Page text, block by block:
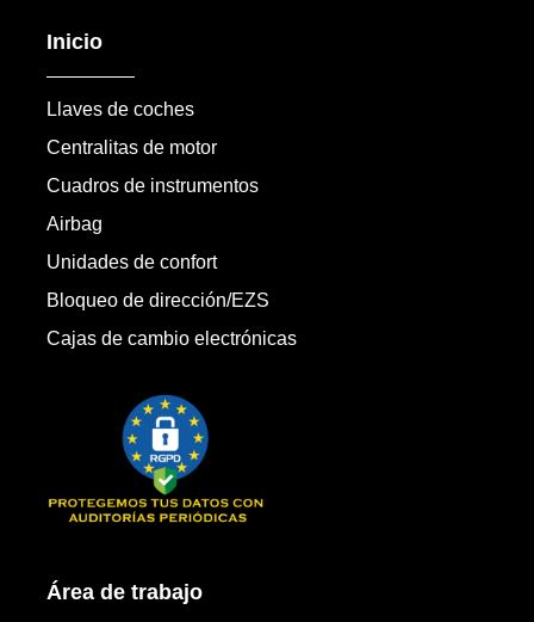
Inicio
Llaves de coches
Centralitas de motor
Cuadros de instrumentos
Airbag
Unidades de confort
Bloqueo de dirección/EZS
Cajas de cambio electrónicas
Área de trabajo